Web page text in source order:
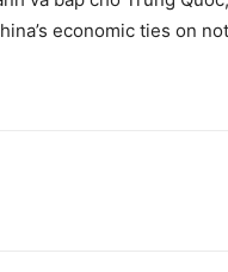
economic ties on